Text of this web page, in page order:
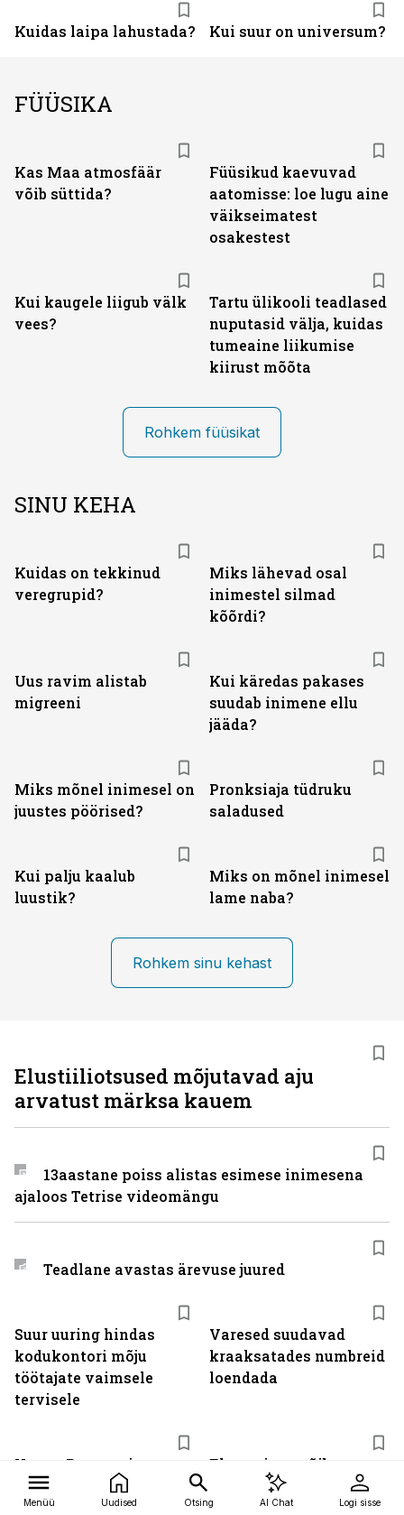
Kuidas laipa lahustada? Kui suur on universum?
FÜÜSIKA
Kas Maa atmosfäär
võib süttida?
Füüsikud kaevuvad
aatomisse: loe lugu aine
väikseimatest
osakestest
Kui kaugele liigub välk
vees?
Tartu ülikooli teadlased
nuputasid välja, kuidas
tumeaine liikumise
kiirust mõõta
Rohkem füüsikat
SINU KEHA
Kuidas on tekkinud
veregrupid?
Miks lähevad osal
inimestel silmad
kõõrdi?
Uus ravim alistab
migreeni
Kui käredas pakases
suudab inimene ellu
jääda?
Miks mõnel inimesel on
juustes pöörised?
Pronksiaja tüdruku
saladused
Kui palju kaalub
luustik?
Miks on mõnel inimesel
lame naba?
Rohkem sinu kehast
Suur uuring hindas
kodukontori mõju
töötajate vaimsele
tervisele
Varesed suudavad
kraaksatades numbreid
loendada
Vanas Roomas ja
Kreekas dementsust
praktiliselt polnud
Ekraaniaeg võib
kahjustada laste südant
Elustiiliotsused mõjutavad aju
arvatust märksa kauem
13aastane poiss alistas esimese inimesena
ajaloos Tetrise videomängu
Teadlane avastas ärevuse juured
Menüü Uudised Otsing AI Chat Logi sisse